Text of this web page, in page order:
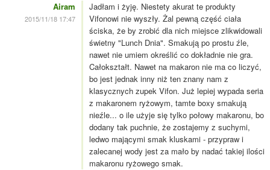
Airam
2015/11/18 17:47
Jadłam i żyję. Niestety akurat te produkty
Vifonowi nie wyszły. Żal pewną część ciała
ściska, że by zrobić dla nich miejsce zlikwidowali
świetny "Lunch Dnia". Smakują po prostu źle,
nawet nie umiem określić co dokładnie nie gra.
Całokształt. Nawet na makaron nie ma co liczyć,
bo jest jednak inny niż ten znany nam z
klasycznych zupek Vifon. Już lepiej wypada seria
z makaronem ryżowym, tamte boxy smakują
nieźle... o ile użyje się tylko połowy makaronu, bo
dodany tak puchnie, że zostajemy z suchymi,
ledwo mającymi smak kluskami - przypraw i
zalecanej wody jest za mało by nadać takiej ilości
makaronu ryżowego smak.